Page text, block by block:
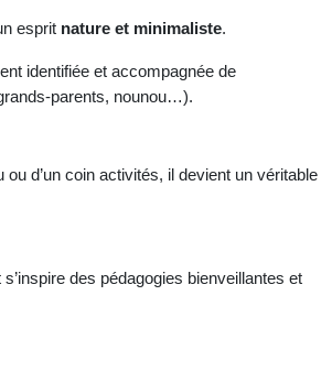
esprit nature et minimaliste.
identifiée et accompagnée de
parents, nounou…).
d’un coin activités, il devient un véritable
des pédagogies bienveillantes et